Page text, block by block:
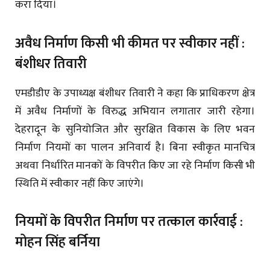
करा दिया।
अवैध निर्माण किसी भी कीमत पर स्वीकार नहीं :
बंशीधर तिवारी
एमडीडीए के उपाध्यक्ष बंशीधर तिवारी ने कहा कि प्राधिकरण क्षेत्र
में अवैध निर्माणों के विरुद्ध अभियान लगातार जारी रहेगा।
देहरादून के सुनियोजित और सुरक्षित विकास के लिए भवन
निर्माण नियमों का पालन अनिवार्य है। बिना स्वीकृत मानचित्र
अथवा निर्धारित मानकों के विपरीत किए जा रहे निर्माण किसी भी
स्थिति में स्वीकार नहीं किए जाएंगे।
नियमों के विपरीत निर्माण पर तत्काल कार्रवाई :
मोहन सिंह बर्निया